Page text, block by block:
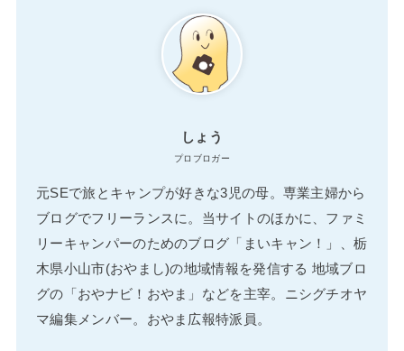
しょう
プロブロガー
元SEで旅とキャンプが好きな3児の母。専業主婦から
ブログでフリーランスに。当サイトのほかに、ファミ
リーキャンパーのためのブログ「まいキャン！」、栃
木県小山市(おやまし)の地域情報を発信する 地域ブロ
グの「おやナビ！おやま」などを主宰。ニシグチオヤ
マ編集メンバー。おやま広報特派員。